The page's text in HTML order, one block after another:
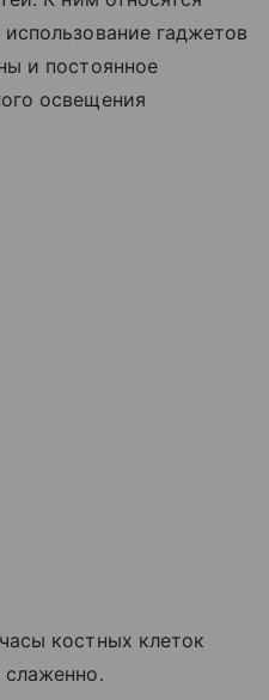
гаджетов
и постоянное
освещения
костных клеток
слаженно.